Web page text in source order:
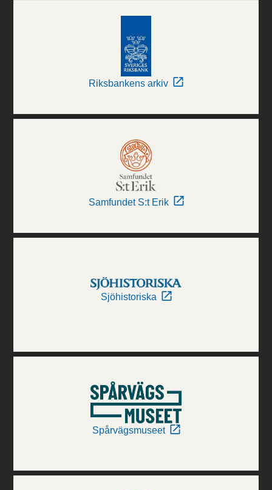
Riksbankens arkiv
Samfundet S:t Erik
Sjöhistoriska
Spårvägsmuseet